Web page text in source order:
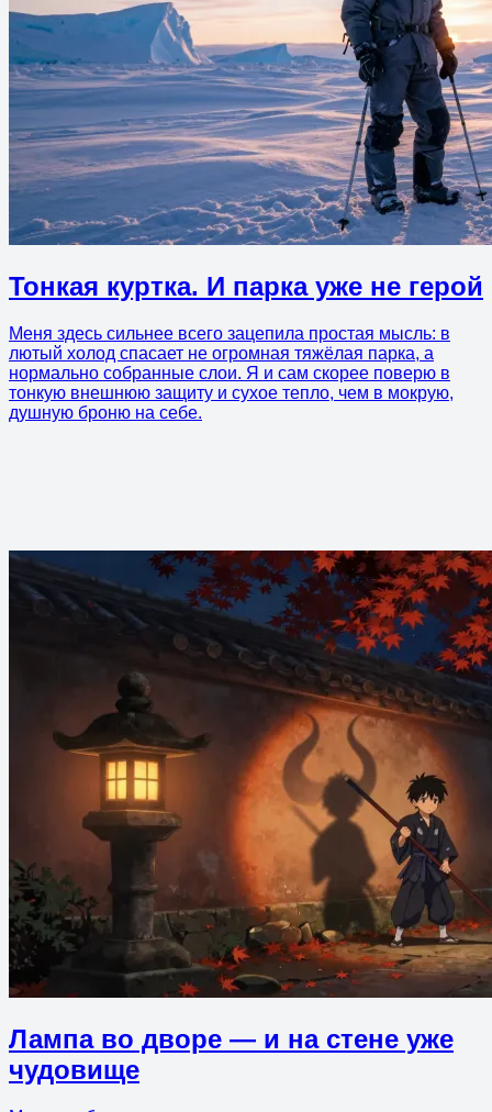
Тонкая куртка. И парка уже не герой
Меня здесь сильнее всего зацепила простая мысль: в
лютый холод спасает не огромная тяжёлая парка, а
нормально собранные слои. Я и сам скорее поверю в
тонкую внешнюю защиту и сухое тепло, чем в мокрую,
душную броню на себе.
Лампа во дворе — и на стене уже
чудовище